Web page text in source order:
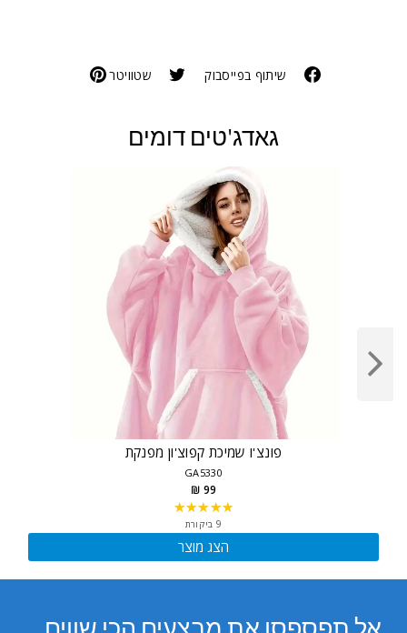
שיתוף בפייסבוק שטוויטר
גאדג'טים דומים
פונצ'ו שמיכת קפוצ'ון מפנקת
GA5330
99 ₪
★★★★★
of
5
9 ביקורת
הצג מוצר